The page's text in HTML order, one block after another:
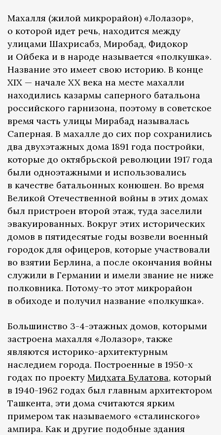
Махалля (жилой микрорайон) «Лолазор»,
о которой идет речь, находится между
улицами Шахрисабз, Миробад, Фидокор
и Ойбека и в народе называется «полкушка».
Название это имеет свою историю. В конце
XIX — начале XX века на месте махалли
находились казармы саперного батальона
российского гарнизона, поэтому в советское
время часть улицы Мирабад называлась
Саперная. В махалле до сих пор сохранились
два двухэтажных дома 1891 года постройки,
которые до октябрьской революции 1917 года
были одноэтажными и использовались
в качестве батальонных конюшен. Во время
Великой Отечественной войны в этих домах
был пристроен второй этаж, туда заселили
эвакуированных. Вокруг этих исторических
домов в пятидесятые годы возвели военный
городок для офицеров, которые участвовали
во взятии Берлина, а после окончания войны
служили в Германии и имели звание не ниже
полковника. Потому-то этот микрорайон
в обиходе и получил название «полкушка».
Большинство 3-4-этажных домов, которыми
застроена махалля «Лолазор», также
являются историко-архитектурным
наследием города. Построенные в 1950-х
годах по проекту Мидхата Булатова, который
в 1940-1962 годах был главным архитектором
Ташкента, эти дома считаются ярким
примером так называемого «сталинского»
ампира. Как и другие подобные здания